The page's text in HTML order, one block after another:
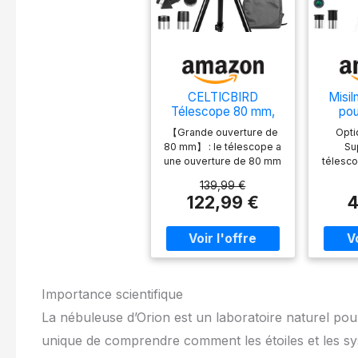
CELTICBIRD
Télescope 80 mm,
Ouverture 600 mm
pour Adultes
débutants en
Astronomie –
Télescope réfracteur
astronomique
Portable entièrement
Multicouche à Haute
Transmission,
Monture AZ
【Grande ouverture de
80 mm】 : le télescope a
une ouverture de 80 mm
optique entièrement
revêtue. Une ouverture
plus d'images
lumineuses et une lentille
entièrement optique à
transmission améliorent
de l'image.
【Grossissement
optimal】 : notre
139,99 €
122,99 €
avec
la
Importance scientifique
La nébuleuse d’Orion est un laboratoire naturel
unique de comprendre comment les étoiles et les